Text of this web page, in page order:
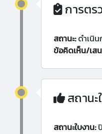
การตร
สถานะ:ดำเนิน
ข้อคิดเห็น/เส
สถานะ
สถานะใบงาน: